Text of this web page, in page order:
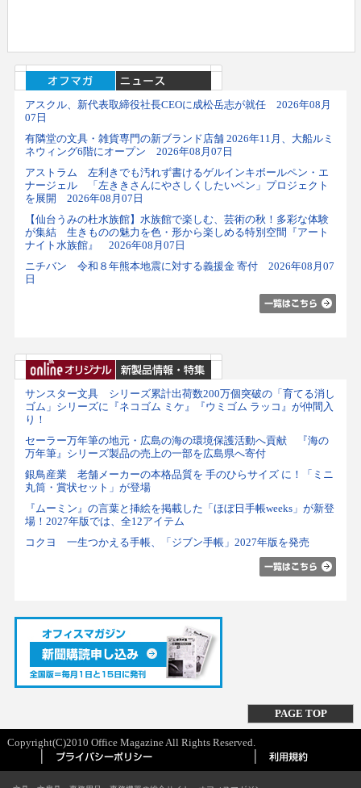
アスクル、新代表取締役社長CEOに成松岳志が就任 2026年08月
07日
有隣堂の文具・雑貨専門の新ブランド店舗 2026年11月、大船ルミ
ネウィング6階にオープン 2026年08月07日
アストラム 左利きでも汚れず書けるゲルインキボールペン・エ
ナージェル 「左ききさんにやさしくしたいペン」プロジェクト
を展開 2026年08月07日
【仙台うみの杜水族館】水族館で楽しむ、芸術の秋！多彩な体験
が集結 生きものの魅力を色・形から楽しめる特別空間『アート
ナイト水族館』 2026年08月07日
ニチバン 令和８年熊本地震に対する義援金 寄付 2026年08月07
日
サンスター文具 シリーズ累計出荷数200万個突破の「育てる消し
ゴム」シリーズに『ネコゴム ミケ』『ウミゴム ラッコ』が仲間入
り！
セーラー万年筆の地元・広島の海の環境保護活動へ貢献 『海の
万年筆』シリーズ製品の売上の一部を広島県へ寄付
銀鳥産業 老舗メーカーの本格品質を 手のひらサイズ に！「ミニ
丸筒・賞状セット」が登場
『ムーミン』の言葉と挿絵を掲載した「ほぼ日手帳weeks」が新登
場！2027年版では、全12アイテム
コクヨ 一生つかえる手帳、「ジブン手帳」2027年版を発売
PAGE TOP
Copyright(C)2010 Office Magazine All Rights Reserved.